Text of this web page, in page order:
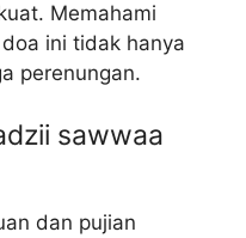
Memahami
ini tidak hanya
perenungan.
sawwaa
dan pujian